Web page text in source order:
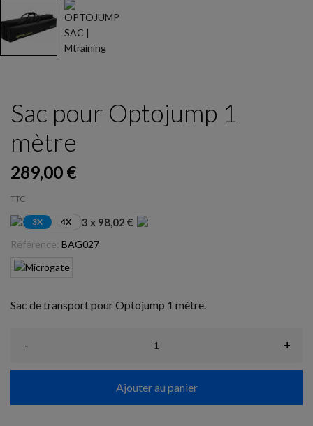
Sac pour Optojump 1
mètre
289,00 €
TTC
3X 4X 3 x 98,02 €
Référence: BAG027
Sac de transport pour Optojump 1 mètre.
- +
Ajouter au panier